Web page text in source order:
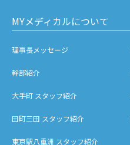
MYメディカルについて
理事長メッセージ
幹部紹介
大手町 スタッフ紹介
田町三田 スタッフ紹介
東京駅八重洲 スタッフ紹介